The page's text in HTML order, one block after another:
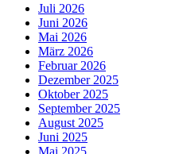
Juli 2026
Juni 2026
Mai 2026
März 2026
Februar 2026
Dezember 2025
Oktober 2025
September 2025
August 2025
Juni 2025
Mai 2025